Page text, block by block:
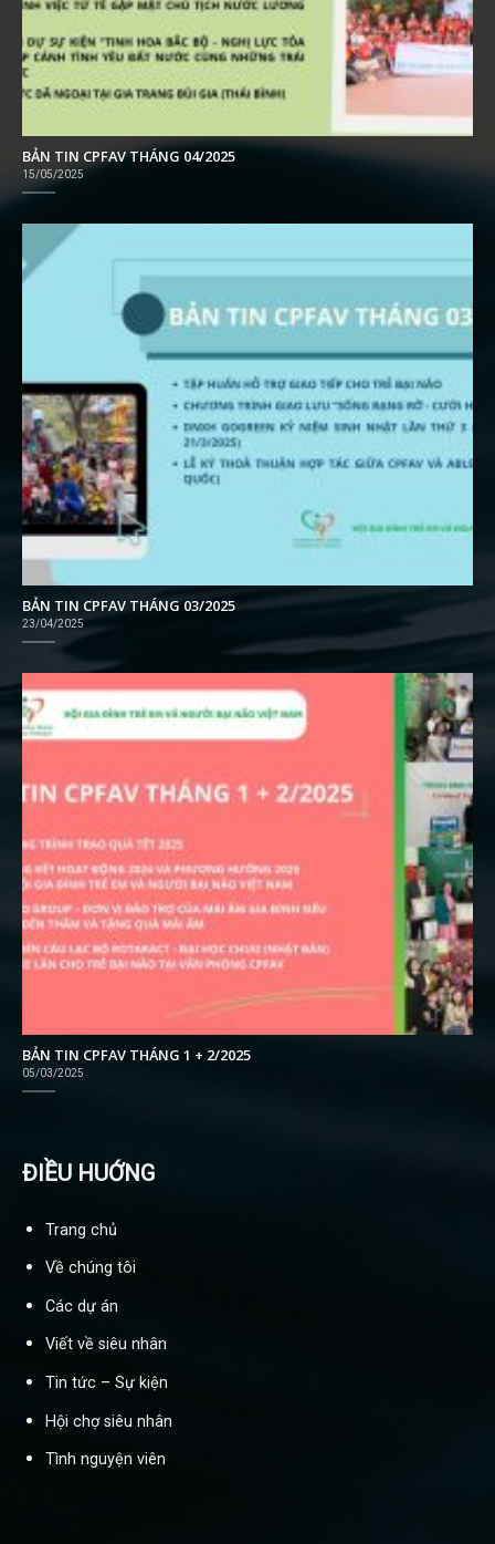
BẢN TIN CPFAV THÁNG 04/2025
15/05/2025
BẢN TIN CPFAV THÁNG 03/2025
23/04/2025
BẢN TIN CPFAV THÁNG 1 + 2/2025
05/03/2025
ĐIỀU HUỚNG
Trang chủ
Về chúng tôi
Các dự án
Viết về siêu nhân
Tin tức – Sự kiện
Hội chợ siêu nhân
Tình nguyện viên